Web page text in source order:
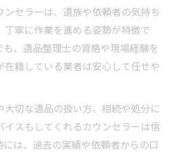
ンセラーは、遺族や依頼者の気持ち
丁寧に作業を進める姿勢が特徴で
も、遺品整理士の資格や現場経験を
在籍している業者は安心して任せや
大切な遺品の扱い方、相続や処分に
イスもしてくれるカウンセラーは信
は、過去の実績や依頼者からの口